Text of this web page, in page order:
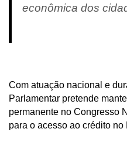
econômica dos
Com atuação nacional e
Parlamentar pretende
permanente no Congresso
para o acesso ao crédito no